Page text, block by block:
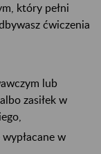
który pełni
ćwiczenia
lub
zasiłek w
w